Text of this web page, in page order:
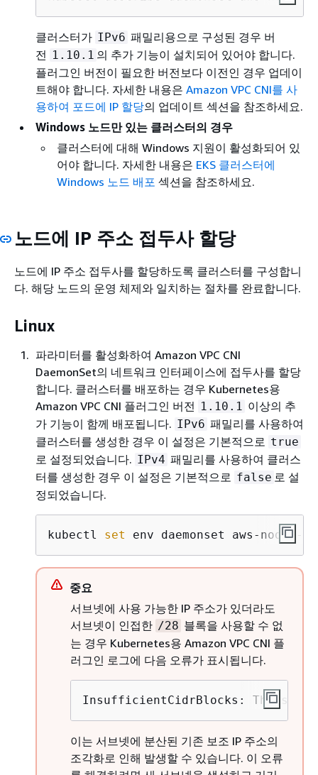
클러스터가 IPv6 패밀리용으로 구성된 경우 버
전 1.10.1 의 추가 기능이 설치되어 있어야 합니다.
플러그인 버전이 필요한 버전보다 이전인 경우 업데이
트해야 합니다. 자세한 내용은 Amazon VPC CNI를 사
용하여 포드에 IP 할당의 업데이트 섹션을 참조하세요.
Windows 노드만 있는 클러스터의 경우
클러스터에 대해 Windows 지원이 활성화되어 있
어야 합니다. 자세한 내용은 EKS 클러스터에
Windows 노드 배포 섹션을 참조하세요.
노드에 IP 주소 접두사 할당
노드에 IP 주소 접두사를 할당하도록 클러스터를 구성합니
다. 해당 노드의 운영 체제와 일치하는 절차를 완료합니다.
Linux
파라미터를 활성화하여 Amazon VPC CNI
DaemonSet의 네트워크 인터페이스에 접두사를 할당
합니다. 클러스터를 배포하는 경우 Kubernetes용
Amazon VPC CNI 플러그인 버전 1.10.1 이상의 추
가 기능이 함께 배포됩니다. IPv6 패밀리를 사용하여
클러스터를 생성한 경우 이 설정은 기본적으로 true
로 설정되었습니다. IPv4 패밀리를 사용하여 클러스
터를 생성한 경우 이 설정은 기본적으로 false 로 설
정되었습니다.
kubectl set env daemonset aws-node -n
중요
서브넷에 사용 가능한 IP 주소가 있더라도
서브넷이 인접한 /28 블록을 사용할 수 없
는 경우 Kubernetes용 Amazon VPC CNI 플
러그인 로그에 다음 오류가 표시됩니다.
InsufficientCidrBlocks: The
이는 서브넷에 분산된 기존 보조 IP 주소의
조각화로 인해 발생할 수 있습니다. 이 오류